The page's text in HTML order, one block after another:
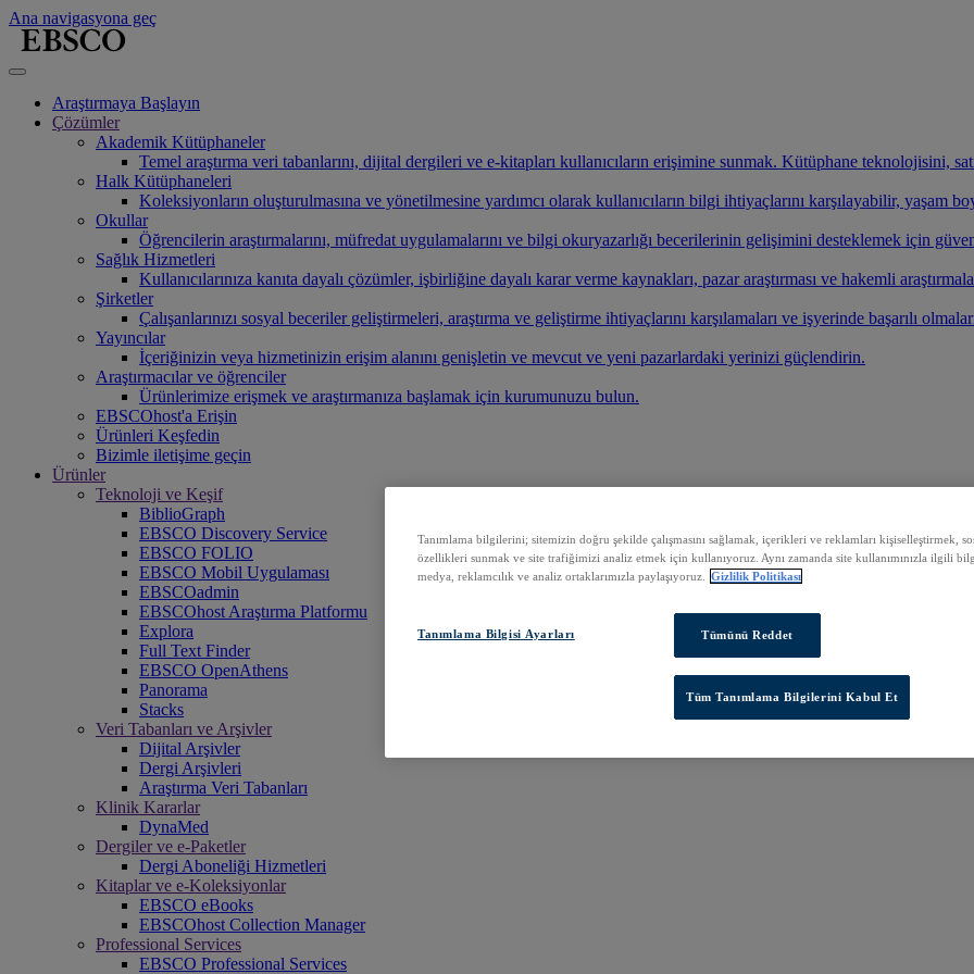
Ana navigasyona geç
Araştırmaya Başlayın
Çözümler
Akademik Kütüphaneler
Temel araştırma veri tabanlarını, dijital dergileri ve e-kitapları kullanıcıların erişimine sunmak. Kütüphane teknolojisini,
Halk Kütüphaneleri
Koleksiyonların oluşturulmasına ve yönetilmesine yardımcı olarak kullanıcıların bilgi ihtiyaçlarını karşılayabilir, yaşam
Okullar
Öğrencilerin araştırmalarını, müfredat uygulamalarını ve bilgi okuryazarlığı becerilerinin gelişimini desteklemek için
Sağlık Hizmetleri
Kullanıcılarınıza kanıta dayalı çözümler, işbirliğine dayalı karar verme kaynakları, pazar araştırması ve hakemli
Şirketler
Çalışanlarınızı sosyal beceriler geliştirmeleri, araştırma ve geliştirme ihtiyaçlarını karşılamaları ve işyerinde başarılı
Yayıncılar
İçeriğinizin veya hizmetinizin erişim alanını genişletin ve mevcut ve yeni pazarlardaki yerinizi güçlendirin.
Araştırmacılar ve öğrenciler
Ürünlerimize erişmek ve araştırmanıza başlamak için kurumunuzu bulun.
EBSCOhost'a Erişin
Ürünleri Keşfedin
Bizimle iletişime geçin
Ürünler
Teknoloji ve Keşif
BiblioGraph
EBSCO Discovery Service
EBSCO FOLIO
EBSCO Mobil Uygulaması
EBSCOadmin
EBSCOhost Araştırma Platformu
Explora
Full Text Finder
EBSCO OpenAthens
Panorama
Stacks
Veri Tabanları ve Arşivler
Dijital Arşivler
Dergi Arşivleri
Araştırma Veri Tabanları
Klinik Kararlar
DynaMed
Dergiler ve e-Paketler
Dergi Aboneliği Hizmetleri
Kitaplar ve e-Koleksiyonlar
EBSCO eBooks
EBSCOhost Collection Manager
Professional Services
EBSCO Professional Services
Tanımlama bilgilerini; sitemizin doğru şekilde çalışmasını sağlamak, içerikleri ve reklamları kişiselleştirmek,
özellikleri sunmak ve site trafiğimizi analiz etmek için kullanıyoruz. Aynı zamanda site kullanımınızla ilgili
medya, reklamcılık ve analiz ortaklarımızla paylaşıyoruz.
Gizlilik Politikası
Tanımlama Bilgisi Ayarları Tümünü Reddet
Tüm Tanımlama Bilgilerini Kabul Et